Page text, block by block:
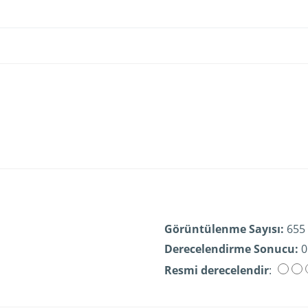
Görüntülenme Sayısı: 655
Derecelendirme Sonucu:
Resmi derecelendir: